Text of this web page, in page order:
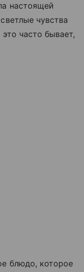
настоящей
чувства
часто бывает,
блюдо, которое